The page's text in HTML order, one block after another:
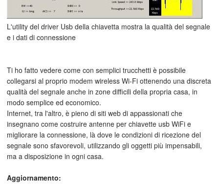
L'utility del driver Usb della chiavetta mostra la qualità del segnale
e i dati di connessione
Ti ho fatto vedere come con semplici trucchetti è possibile
collegarsi al proprio modem wireless Wi-Fi ottenendo una discreta
qualità del segnale anche in zone difficili della propria casa, in
modo semplice ed economico.
Internet, tra l'altro, è pieno di siti web di appassionati che
insegnano come costruire antenne per chiavette usb WiFi e
migliorare la connessione, là dove le condizioni di ricezione del
segnale sono sfavorevoli, utilizzando gli oggetti più impensabili,
ma a disposizione in ogni casa.
Aggiornamento: